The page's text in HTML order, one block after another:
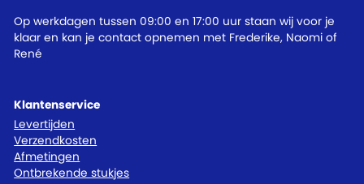
Klantenservice
Levertijden
Verzendkosten
Afmetingen
Ontbrekende stukjes
Op werkdagen tussen 09:00 en 17:00 uur staan wij voor je
klaar en kan je contact opnemen met Frederike, Naomi of
René